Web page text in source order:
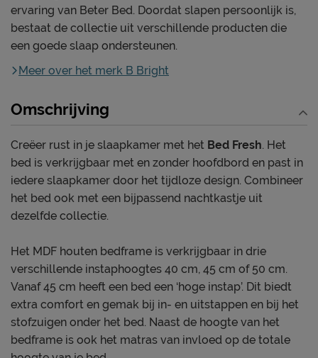
ervaring van Beter Bed. Doordat slapen persoonlijk is,
bestaat de collectie uit verschillende producten die
een goede slaap ondersteunen.
Meer over het merk B Bright
Omschrijving
Creëer rust in je slaapkamer met het Bed Fresh. Het
bed is verkrijgbaar met en zonder hoofdbord en past in
iedere slaapkamer door het tijdloze design. Combineer
het bed ook met een bijpassend nachtkastje uit
dezelfde collectie.
Het MDF houten bedframe is verkrijgbaar in drie
verschillende instaphoogtes 40 cm, 45 cm of 50 cm.
Vanaf 45 cm heeft een bed een ‘hoge instap’. Dit biedt
extra comfort en gemak bij in- en uitstappen en bij het
stofzuigen onder het bed. Naast de hoogte van het
bedframe is ook het matras van invloed op de totale